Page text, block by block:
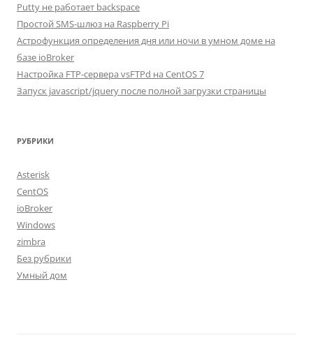
Putty не работает backspace
Простой SMS-шлюз на Raspberry Pi
Астрофункция определения дня или ночи в умном доме на
базе ioBroker
Настройка FTP-сервера vsFTPd на CentOS 7
Запуск javascript/jquery после полной загрузки страницы
РУБРИКИ
Asterisk
CentOS
ioBroker
Windows
zimbra
Без рубрики
Умный дом